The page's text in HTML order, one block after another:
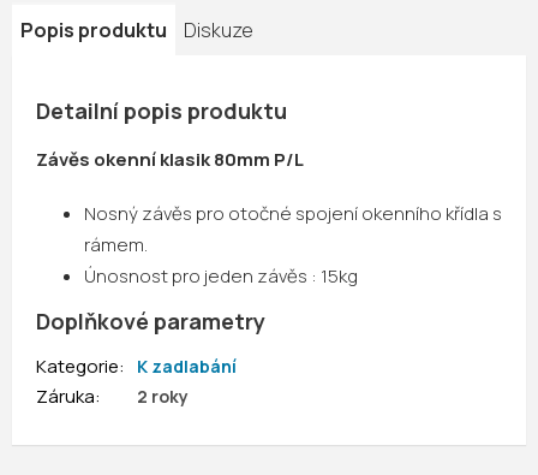
Popis produktu Diskuze
Detailní popis produktu
Závěs okenní klasik 80mm P/L
Nosný závěs pro otočné spojení okenního křídla s
rámem.
Únosnost pro jeden závěs : 15kg
Doplňkové parametry
Kategorie: K zadlabání
Záruka: 2 roky